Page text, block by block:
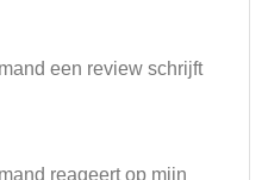
een review schrijft
reageert op mijn